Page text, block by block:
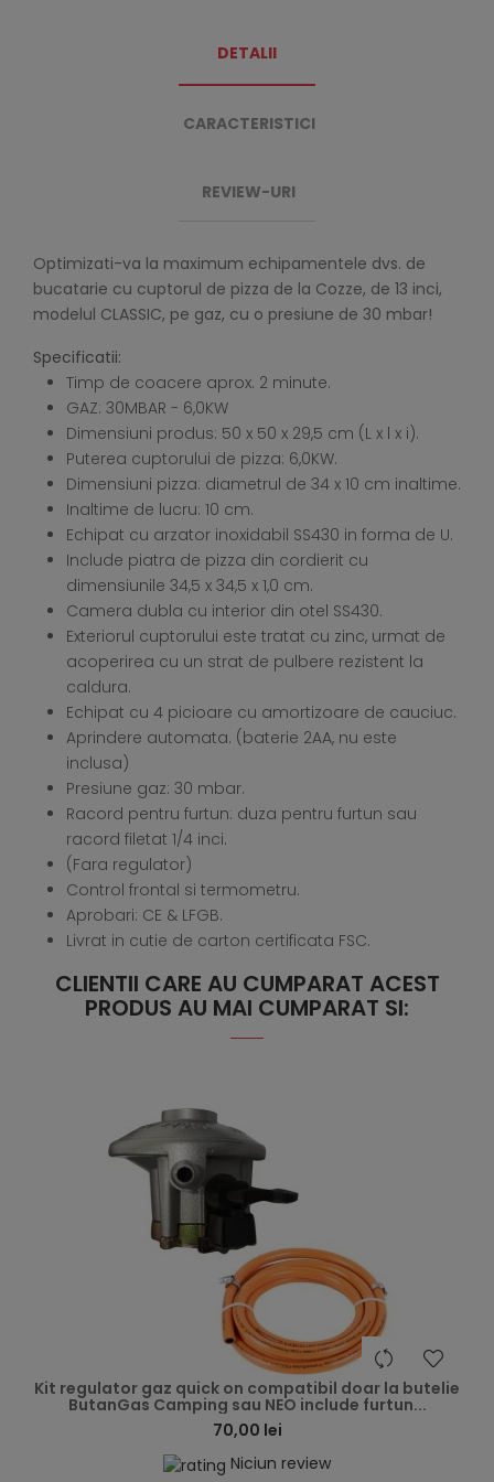
DETALII
CARACTERISTICI
REVIEW-URI
Optimizati-va la maximum echipamentele dvs. de
bucatarie cu cuptorul de pizza de la Cozze, de 13 inci,
modelul CLASSIC, pe gaz, cu o presiune de 30 mbar!
Specificatii:
Timp de coacere aprox. 2 minute.
GAZ: 30MBAR - 6,0KW
Dimensiuni produs: 50 x 50 x 29,5 cm (L x l x i).
Puterea cuptorului de pizza: 6,0KW.
Dimensiuni pizza: diametrul de 34 x 10 cm inaltime.
Inaltime de lucru: 10 cm.
Echipat cu arzator inoxidabil SS430 in forma de U.
Include piatra de pizza din cordierit cu
dimensiunile 34,5 x 34,5 x 1,0 cm.
Camera dubla cu interior din otel SS430.
Exteriorul cuptorului este tratat cu zinc, urmat de
acoperirea cu un strat de pulbere rezistent la
caldura.
Echipat cu 4 picioare cu amortizoare de cauciuc.
Aprindere automata. (baterie 2AA, nu este
inclusa)
Presiune gaz: 30 mbar.
Racord pentru furtun: duza pentru furtun sau
racord filetat 1/4 inci.
(Fara regulator)
Control frontal si termometru.
Aprobari: CE & LFGB.
Livrat in cutie de carton certificata FSC.
CLIENTII CARE AU CUMPARAT ACEST
PRODUS AU MAI CUMPARAT SI:
Kit regulator gaz quick on compatibil doar la butelie
ButanGas Camping sau NEO include furtun...
70,00 lei
Niciun review